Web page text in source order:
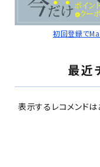
初回登録で
最近
表示するレコメンドは